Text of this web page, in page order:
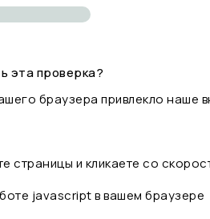
эта проверка?
браузера привлекло наше
страницы и кликаете со
javascript в вашем браузере